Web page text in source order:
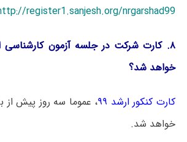
register1.sanjesh.org/nrgarshad99/
خواهد شد؟
کارت کنکور ارشد ۹۹
، عموما سه روز پیش از
خواهد شد.